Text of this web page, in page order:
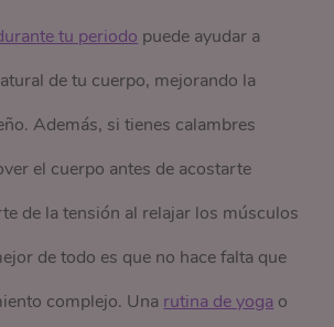
tu periodo puede ayudar a
de tu cuerpo, mejorando la
Además, si tienes calambres
el cuerpo antes de acostarte
de la tensión al relajar los músculos
de todo es que no hace falta que
complejo. Unarutina de yoga o